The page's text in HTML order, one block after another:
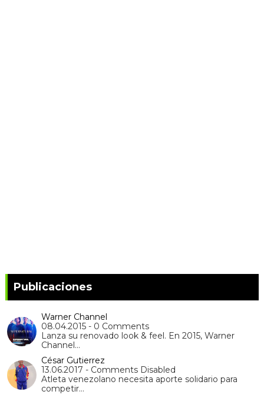
Publicaciones
Warner Channel
08.04.2015 - 0 Comments
Lanza su renovado look & feel. En 2015, Warner
Channel…
César Gutierrez
13.06.2017 - Comments Disabled
Atleta venezolano necesita aporte solidario para
competir…